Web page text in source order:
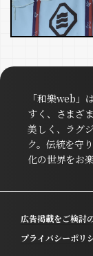
「和樂web」
すく、さまざ
美しく、ラグ
ク。伝統を守
化の世界をお
広告掲載をご検討
プライバシーポリ